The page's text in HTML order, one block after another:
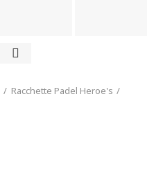
Racchette Padel Heroe's